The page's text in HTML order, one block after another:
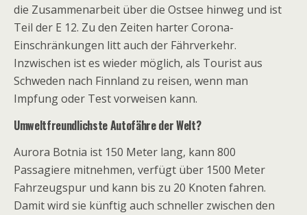
die Zusammenarbeit über die Ostsee hinweg und ist
Teil der E 12. Zu den Zeiten harter Corona-
Einschränkungen litt auch der Fährverkehr.
Inzwischen ist es wieder möglich, als Tourist aus
Schweden nach Finnland zu reisen, wenn man
Impfung oder Test vorweisen kann.
Umweltfreundlichste Autofähre der Welt?
Aurora Botnia ist 150 Meter lang, kann 800
Passagiere mitnehmen, verfügt über 1500 Meter
Fahrzeugspur und kann bis zu 20 Knoten fahren.
Damit wird sie künftig auch schneller zwischen den